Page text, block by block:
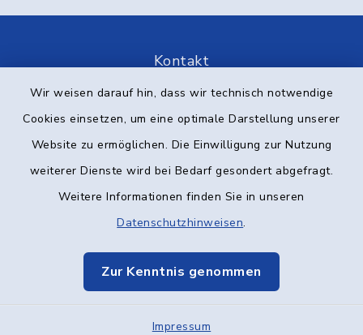
Wir weisen darauf hin, dass wir technisch notwendige
Cookies einsetzen, um eine optimale Darstellung unserer
Website zu ermöglichen. Die Einwilligung zur Nutzung
weiterer Dienste wird bei Bedarf gesondert abgefragt.
Weitere Informationen finden Sie in unseren
Datenschutzhinweisen.
Zur Kenntnis genommen
Impressum
Kontakt
Barrierefreiheit
Datenschutz
Impressum
Elektronische Kommunikation
Sitemap